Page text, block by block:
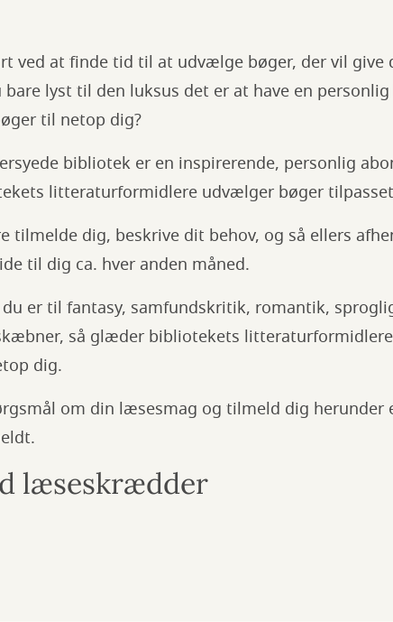
ved at finde tid til at udvælge bøger, der vil give
bare lyst til den luksus det er at have en
til netop dig?
bibliotek er en inspirerende, personlig
litteraturformidlere udvælger bøger
tilmelde dig, beskrive dit behov, og så ellers
til dig ca. hver anden måned.
er til fantasy, samfundskritik, romantik,
så glæder bibliotekets
dig.
om din læsesmag og tilmeld dig
læseskrædder